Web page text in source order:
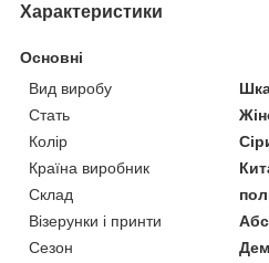
Характеристики
Основні
Вид виробу
Стать
Колір
Країна виробник
Склад
Візерунки і принти
Сезон